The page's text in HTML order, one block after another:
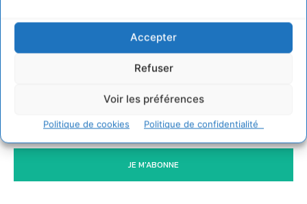
Accepter
Refuser
Voir les préférences
Politique de cookies Politique de confidentialité
Newsletter
JE M'ABONNE